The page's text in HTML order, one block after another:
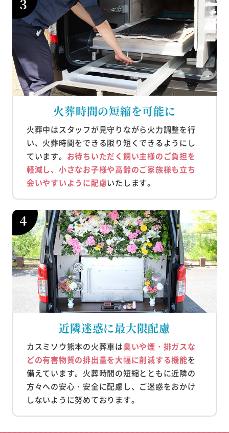
火葬時間の短縮を可能に
火葬中はスタッフが見守りながら火力調整を行
い、火葬時間をできる限り短くできるようにし
ています。 お待ちいただく飼い主様のご負担を
軽減し、小さなお子様や高齢のご家族様も立ち
会いやすいように配慮いたします。
近隣迷惑に最大限配慮
カスミソウ熊本の火葬車は臭いや煙・排ガスな
どの有害物質の排出量を大幅に削減する機能を
備えています。火葬時間の短縮とともに近隣の
方々への安心・安全に配慮し、ご迷惑をおかけ
しないように努めております。